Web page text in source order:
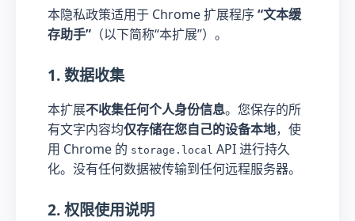
本隐私政策适用于 Chrome 扩展程序“文本缓
存助手” （以下简称“本扩展”）。
1. 数据收集
本扩展不收集任何个人身份信息。您保存的所
有文字内容均仅存储在您自己的设备本地，使
用 Chrome 的 storage.local API 进行持久
化。没有任何数据被传输到任何远程服务器。
2. 权限使用说明